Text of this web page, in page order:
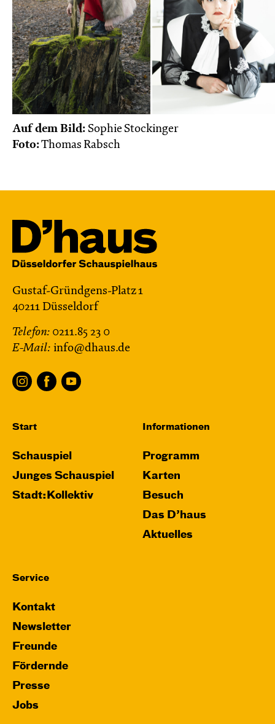
Auf dem Bild: Sophie Stockinger
Foto:Thomas Rabsch
Gustaf-Gründgens-Platz 1
40211 Düsseldorf
Telefon: 0211.85 23 0
E-Mail: info@dhaus.de
Start
Schauspiel
Junges Schauspiel
Stadt:Kollektiv
Informationen
Programm
Karten
Besuch
Das D’haus
Aktuelles
Service
Kontakt
Newsletter
Freunde
Fördernde
Presse
Jobs